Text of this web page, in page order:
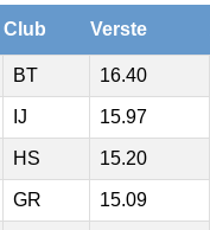
Club Verste
BT 16.40
IJ 15.97
HS 15.20
GR 15.09